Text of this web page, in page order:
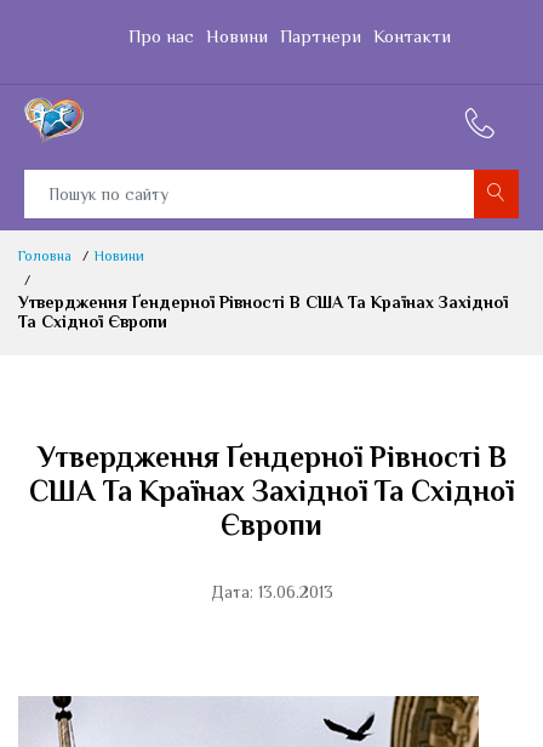
Про нас Новини Партнери Контакти
Головна Новини
Утвердження Ґендерної Рівності В США Та Країнах Західної
Та Східної Європи
Утвердження Ґендерної Рівності В
США Та Країнах Західної Та Східної
Європи
Дата: 13.06.2013